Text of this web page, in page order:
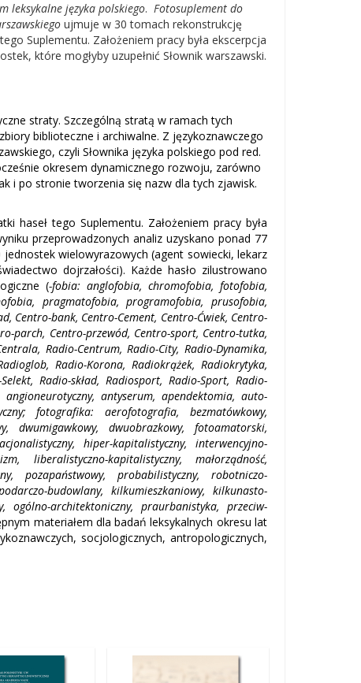
leksykalne języka polskiego. Fotosuplement do
ujmuje w 30 tomach rekonstrukcję
Suplementu. Założeniem pracy była ekscerpcja
które mogłyby uzupełnić Słownik warszawski.
straty. Szczególną stratą w ramach tych
biblioteczne i archiwalne. Z językoznawczego
czyli Słownika języka polskiego pod red.
okresem dynamicznego rozwoju, zarówno
i po stronie tworzenia się nazw dla tych zjawisk.
haseł tego Suplementu. Założeniem pracy była
przeprowadzonych analiz uzyskano ponad 77
wielowyrazowych (agent sowiecki, lekarz
dojrzałości). Każde hasło zilustrowano
(-fobia: anglofobia, chromofobia, fotofobia,
pragmatofobia, programofobia, prusofobia,
Centro-bank, Centro-Cement, Centro-Ćwiek, Centro-
parch, Centro-przewód, Centro-sport, Centro-tutka,
Radio-Centrum, Radio-City, Radio-Dynamika,
Radio-Korona, Radiokrążek, Radiokrytyka,
Radio-skład, Radiosport, Radio-Sport, Radio-
antyserum, apendektomia, auto-
fotografika: aerofotografia, bezmatówkowy,
dwumigawkowy, dwuobrazkowy, fotoamatorski,
hiper-kapitalistyczny, interwencyjno-
liberalistyczno-kapitalistyczny, małorządność,
pozapaństwowy, probabilistyczny, robotniczo-
budowlany, kilkumieszkaniowy, kilkunasto-
ogólno-architektoniczny, praurbanistyka, przeciw-
materiałem dla badań leksykalnych okresu lat
socjologicznych, antropologicznych,